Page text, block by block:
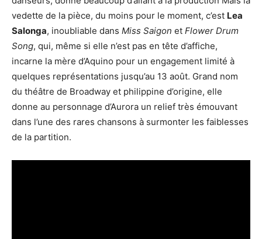
vedette de la pièce, du moins pour le moment, c’est Lea
Salonga, inoubliable dans Miss Saigon et Flower Drum
Song, qui, même si elle n’est pas en tête d’affiche,
incarne la mère d’Aquino pour un engagement limité à
quelques représentations jusqu’au 13 août. Grand nom
du théâtre de Broadway et philippine d’origine, elle
donne au personnage d’Aurora un relief très émouvant
dans l’une des rares chansons à surmonter les faiblesses
de la partition.